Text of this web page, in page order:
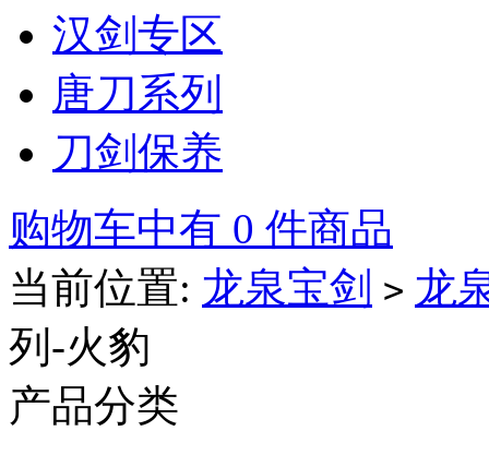
汉剑专区
唐刀系列
刀剑保养
购物车中有 0 件商品
当前位置: 龙泉宝剑 > 龙
列-火豹
产品分类